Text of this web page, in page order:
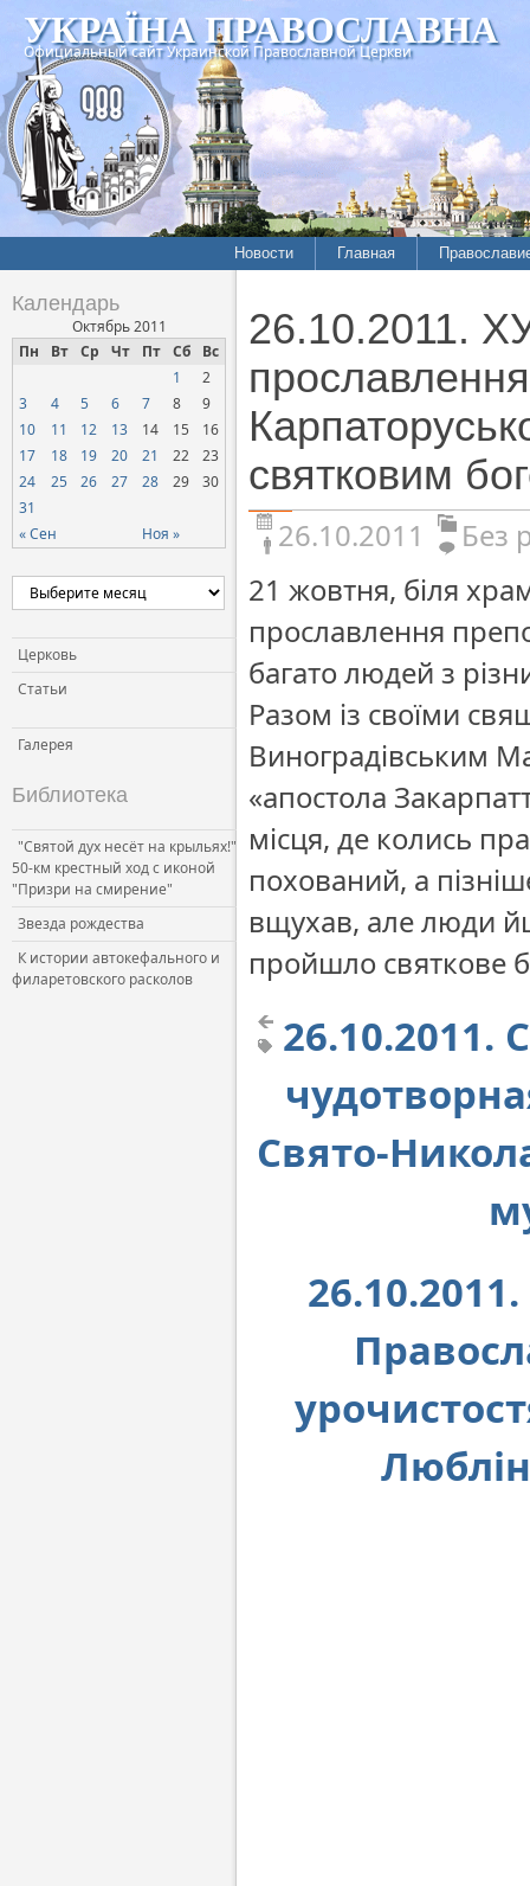
УКРАЇНА ПРАВОСЛАВНА
Официальный сайт Украинской Православной Церкви
Новости Главная
Календарь
Октябрь 2011
Пн
Вт Ср Чт Пт Сб Вс
« Сен Ноя »
1
2
3
4 5 6 7 8
9
10
11 12 13 14 15
16
17
18 19 20 21 22
23
24
25 26 27 28 29
30
31
Церковь
Статьи
Галерея
Библиотека
"Святой дух несёт на крыльях!"
50-км крестный ход с иконой
"Призри на смирение"
Звезда рождества
К истории автокефального и
филаретовского расколов
26.10.2011.
святковим
26.10.2011
Без
21 жовтня, біля
прославлення
багато людей з
Разом із своїми
Виноградівським
«апостола
місця, де колись
похований, а
вщухав, але люди
пройшло святкове
Свято-